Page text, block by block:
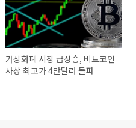
가상화폐 시장 급상승, 비트코인
사상 최고가 4만달러 돌파